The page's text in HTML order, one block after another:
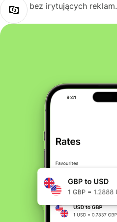
bez irytujących reklam.